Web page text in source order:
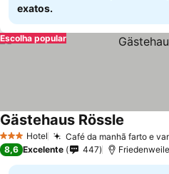
exatos.
Escolha popular
3 EstrelasHotel Café da manhã farto e
Gästehaus Rössle
8,6 Excelente 447